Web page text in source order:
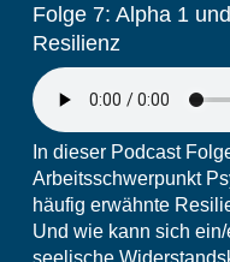
Folge 7: Alpha 1
Resilienz
In dieser Podcast
Arbeitsschwerpunkt
häufig erwähnte
Und wie kann sich
seelische